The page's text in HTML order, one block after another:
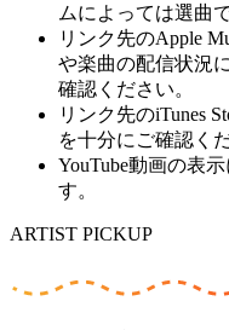
ムによっては選曲
リンク先のApple
や楽曲の配信状況
確認ください。
リンク先のiTunes
を十分にご確認く
YouTube動画の表
す。
ARTIST PICKUP